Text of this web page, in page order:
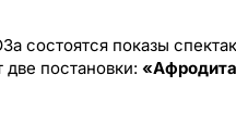
состоятся показы
постановки: